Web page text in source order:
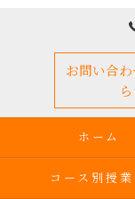
お問い合
ら
ホーム
コース別授業